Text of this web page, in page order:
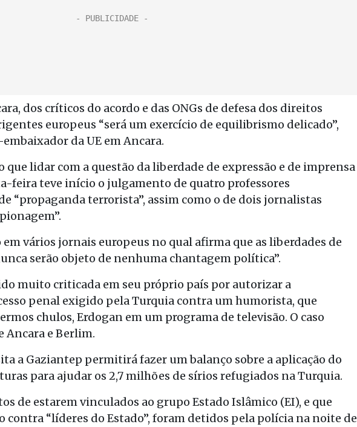
dos críticos do acordo e das ONGs de defesa dos direitos
europeus “será um exercício de equilibrismo delicado”,
da UE em Ancara.
que lidar com a questão da liberdade de expressão e de imprensa
feira teve início o julgamento de quatro professores
“propaganda terrorista”, assim como o de dois jornalistas
vários jornais europeus no qual afirma que as liberdades de
serão objeto de nenhuma chantagem política”.
muito criticada em seu próprio país por autorizar a
penal exigido pela Turquia contra um humorista, que
chulos, Erdogan em um programa de televisão. O caso
Ancara e Berlim.
a Gaziantep permitirá fazer um balanço sobre a aplicação do
para ajudar os 2,7 milhões de sírios refugiados na Turquia.
de estarem vinculados ao grupo Estado Islâmico (EI), e que
contra “líderes do Estado”, foram detidos pela polícia na noite de